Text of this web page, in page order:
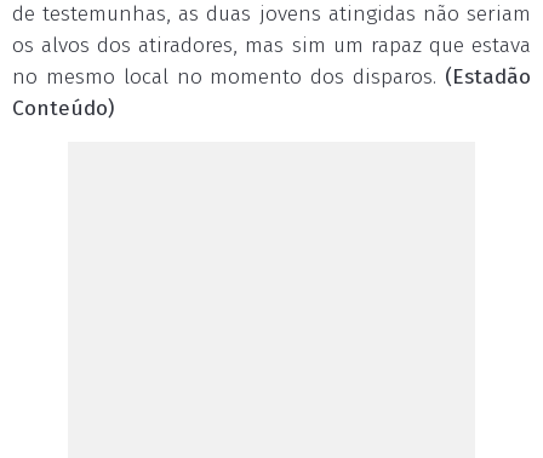
de testemunhas, as duas jovens atingidas não seriam
os alvos dos atiradores, mas sim um rapaz que estava
no mesmo local no momento dos disparos. (Estadão
Conteúdo)